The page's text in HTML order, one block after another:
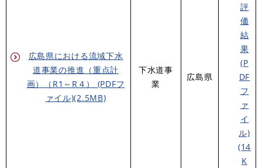
広島県における流域下水
道事業の推進（重点計
画）（R1～R４） (PDFフ
ァイル)(2.5MB)
下水道事
業
広島県
評
価
結
果
(P
DF
フ
ァ
イ
ル)
(14
K